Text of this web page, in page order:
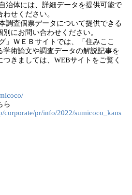
治体には、詳細データを提供可能で
せください。
調査個票データについて提供できる
にお問い合わせください。
」ＷＥＢサイトでは、「住みここ
学術論文や調査データの解説記事を
きましては、WEBサイトをご覧く
ら
corporate/pr/info/2022/sumicoco_kans